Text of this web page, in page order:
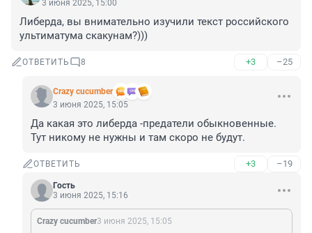
3 июня 2025, 15:00
Либерда, вы внимательно изучили текст российского
ультиматума скакунам?)))
ОТВЕТИТЬ 8 +3 –25
Crazy cucumber
3 июня 2025, 15:05
Да какая это либерда -предатели обыкновенные.
Тут никому не нужны и там скоро не будут.
ОТВЕТИТЬ +3 –19
Гость
3 июня 2025, 15:16
Crazy cucumber3 июня 2025, 15:05